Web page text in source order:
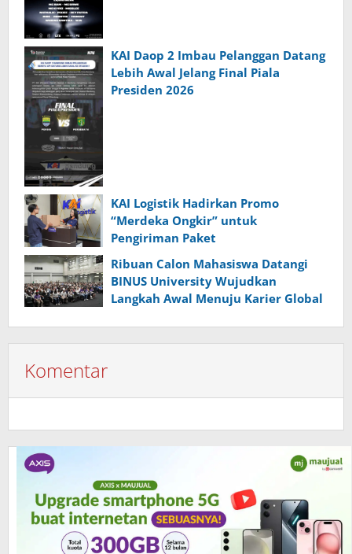
KAI Daop 2 Imbau Pelanggan Datang
Lebih Awal Jelang Final Piala
Presiden 2026
KAI Logistik Hadirkan Promo
“Merdeka Ongkir” untuk
Pengiriman Paket
Ribuan Calon Mahasiswa Datangi
BINUS University Wujudkan
Langkah Awal Menuju Karier Global
Komentar